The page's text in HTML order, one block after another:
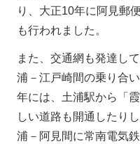
り、大正10年に阿見郵
も行われました。
また、交通網も発達し
浦－江戸崎間の乗り合
年には、土浦駅から「
しい道路も開通したり
浦－阿見間に常南電気